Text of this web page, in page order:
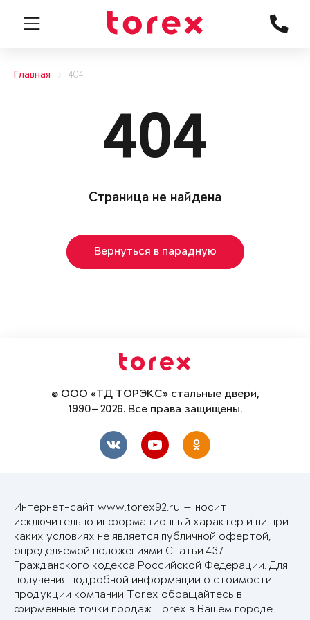
Главная 404
404
Страница не найдена
Вернуться в парадную
© ООО «ТД ТОРЭКС» стальные двери,
1990—2026. Все права защищены.
Интернет-сайт www.torex92.ru — носит
исключительно информационный характер и ни при
каких условиях не является публичной офертой,
определяемой положениями Статьи 437
Гражданского кодекса Российской Федерации. Для
получения подробной информации о стоимости
продукции компании Torex обращайтесь в
фирменные точки продаж Torex в Вашем городе.